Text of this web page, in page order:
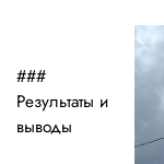
###
Результаты и
выводы